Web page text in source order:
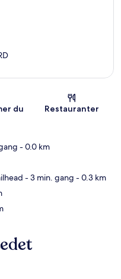
du
Restauranter
- 0.0 km
- 3 min. gang - 0.3 km